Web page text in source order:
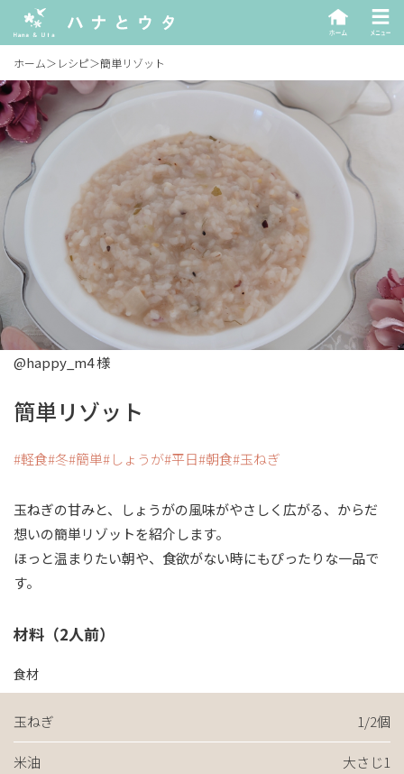
ホーム＞ レシピ＞簡単リゾット
@happy_m4 様
簡単リゾット
軽食 冬 簡単 しょうが 平日 朝食 玉ねぎ
玉ねぎの甘みと、しょうがの風味がやさしく広がる、からだ
想いの簡単リゾットを紹介します。
ほっと温まりたい朝や、食欲がない時にもぴったりな一品で
す。
材料（2人前）
食材
玉ねぎ 1/2個
米油 大さじ1